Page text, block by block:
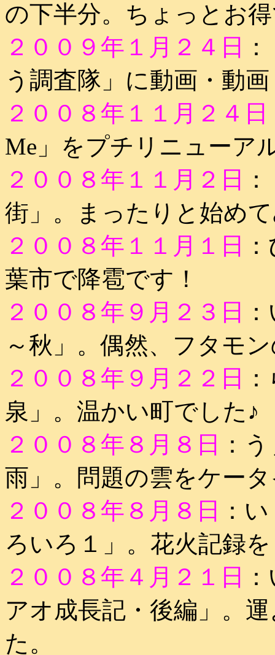
の下半分。ちょっとお
２００９年１月２４日
う調査隊」に動画・動
２００８年１１月２４日
Me」をプチリニューア
２００８年１１月２日
街」。まったりと始め
２００８年１１月１日
葉市で降雹です！
２００８年９月２３日
～秋」。偶然、フタモ
２００８年９月２２日
泉」。温かい町でした♪
２００８年８月８日
：
雨」。問題の雲をケー
２００８年８月８日
：
ろいろ１」。花火記録
２００８年４月２１日
アオ成長記・後編」。
た。